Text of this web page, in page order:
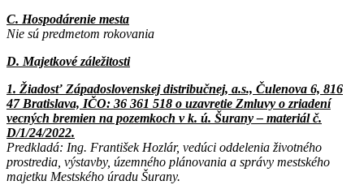
C. Hospodárenie mesta
Nie sú predmetom rokovania
D. Majetkové záležitosti
1. Žiadosť Západoslovenskej distribučnej, a.s., Čulenova 6, 816
47 Bratislava, IČO: 36 361 518 o uzavretie Zmluvy o zriadení
vecných bremien na pozemkoch v k. ú. Šurany – materiál č.
D/1/24/2022.
Predkladá: Ing. František Hozlár, vedúci oddelenia životného
prostredia, výstavby, územného plánovania a správy mestského
majetku Mestského úradu Šurany.